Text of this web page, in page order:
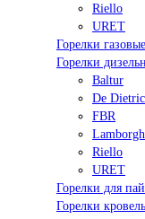
Riello
URET
Горелки
Горелки
Baltur
De
FBR
Riello
URET
Горелки для
Горелки